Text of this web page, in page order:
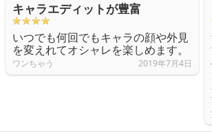
キャラエディットが豊富
いつでも何回でもキャラの顔や外見
を変えれてオシャレを楽しめます。
ワンちゃう 2019年7月4日